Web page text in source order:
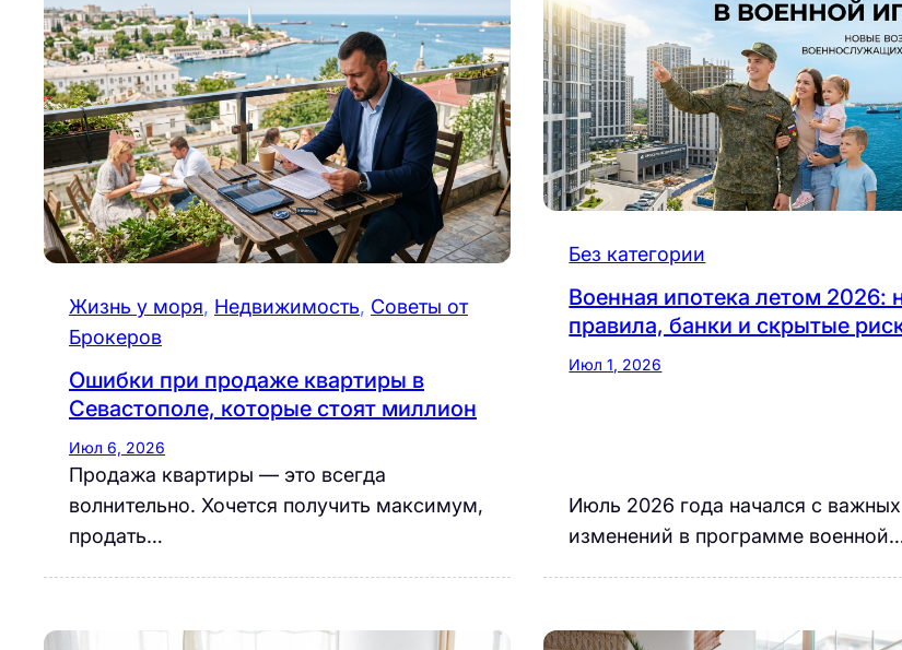
Жизнь у моря, Недвижимость, Советы от
Брокеров
Ошибки при продаже квартиры в
Севастополе, которые стоят миллион
Июл 6, 2026
Продажа квартиры — это всегда
волнительно. Хочется получить максимум,
продать…
Без категории
Военная ипотека летом 2026:
правила, банки и скрытые
Июл 1, 2026
Июль 2026 года начался с важных
изменений в программе